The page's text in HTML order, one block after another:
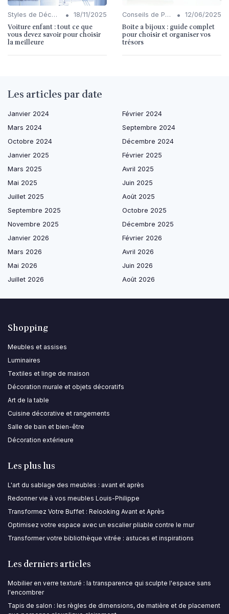
Styles de Décoration Intérieure • 18/11/2025
Voiture enfant : tout ce que
vous devez savoir pour choisir
la meilleure
Conseils de Personnalisation • 12/06/2025
Boite a bijoux : guide complet
pour choisir et organiser vos
trésors
Les articles par date
Janvier 2024
Février 2024
Mars 2024
Septembre 2024
Octobre 2024
Décembre 2024
Janvier 2025
Février 2025
Mars 2025
Avril 2025
Mai 2025
Juin 2025
Juillet 2025
Août 2025
Septembre 2025
Octobre 2025
Novembre 2025
Décembre 2025
Janvier 2026
Février 2026
Mars 2026
Avril 2026
Mai 2026
Juin 2026
Juillet 2026
Août 2026
Shopping
Meubles et assises
Luminaires
Textiles et linge de maison
Décoration murale et objets décoratifs
Art de la table
Cuisine décorative et rangements
Salle de bain et bien-être
Décoration extérieure
Les plus lus
L'art du sablage des meubles : avant et après
Redonner vie à vos meubles Louis-Philippe
Transformez Votre Buffet : Relooking Avant et Après
Optimisez votre espace avec un escalier pliable contre le mur
Transformer votre bibliothèque vitrée : astuces et inspirations
Les derniers articles
Mobilier en verre texturé : la transparence qui sculpte l'espace sans
l'encombrer
Tapis de salon : les règles de dimensions, de matière et de placement